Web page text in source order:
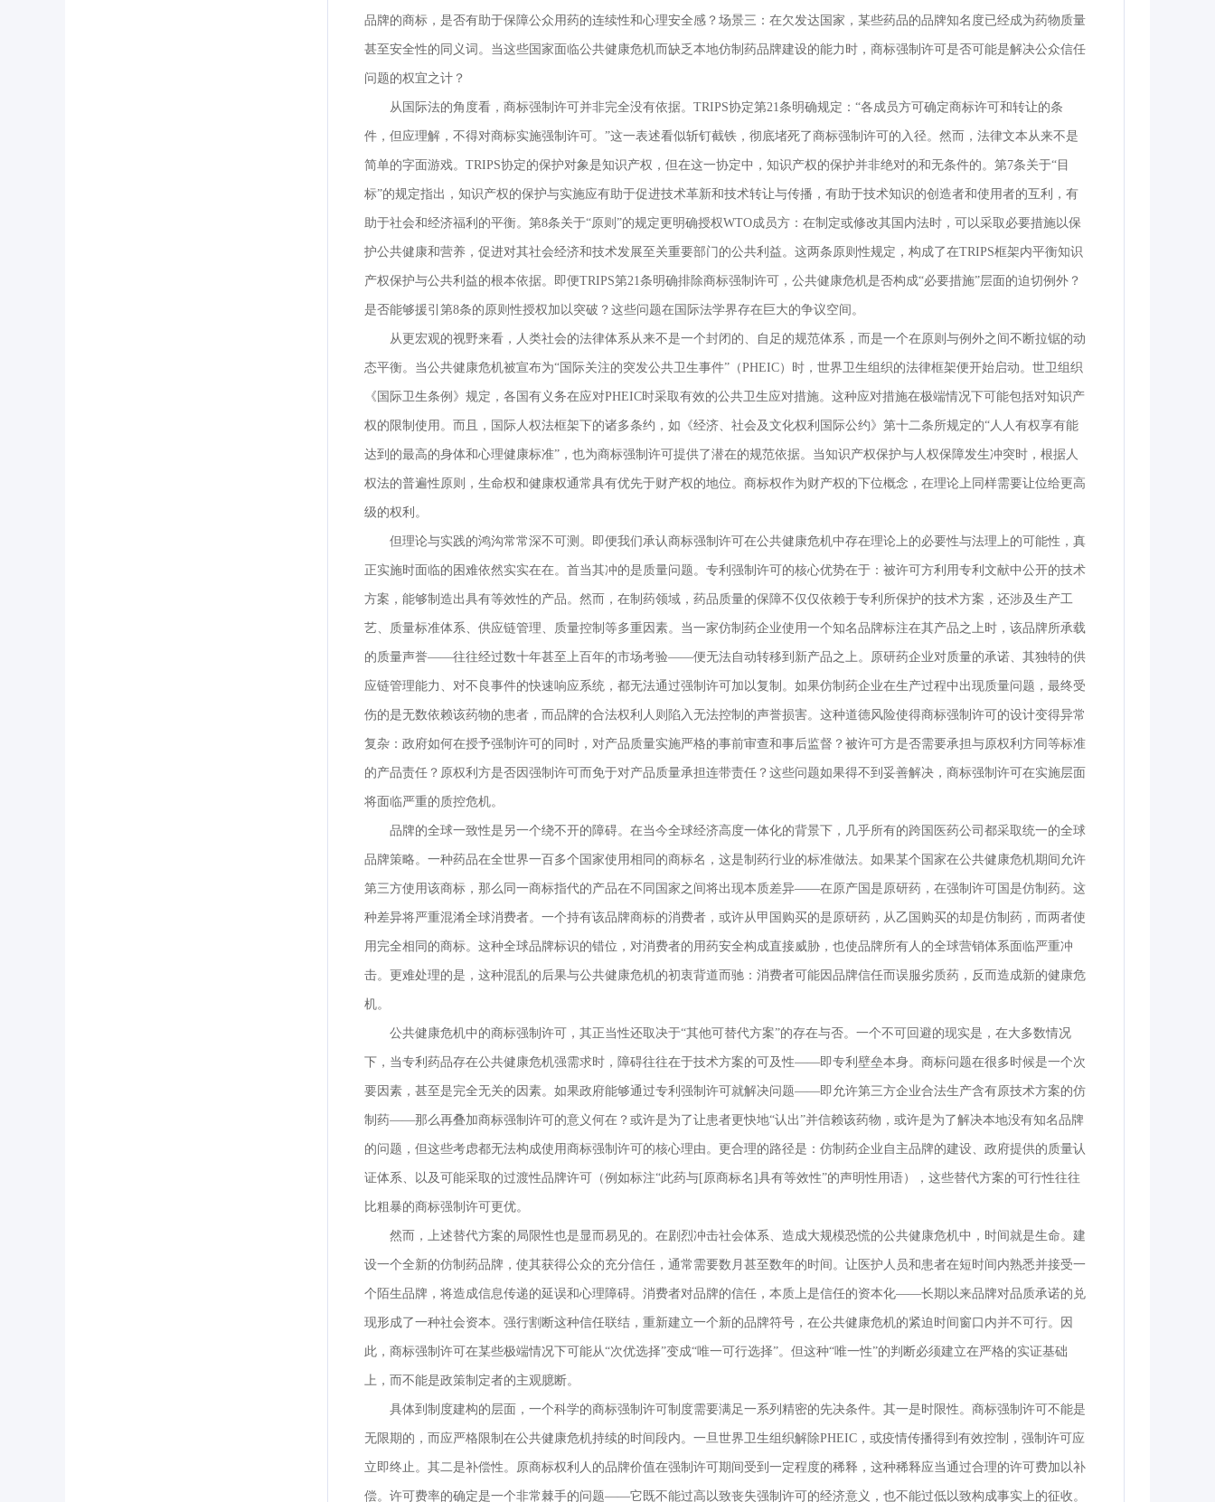
品牌的商标，是否有助于保障公众用药的连续性和心理安全感？场景三：在欠发达国家，某些药品的品牌知名度已经成为药物质量
甚至安全性的同义词。当这些国家面临公共健康危机而缺乏本地仿制药品牌建设的能力时，商标强制许可是否可能是解决公众信任
问题的权宜之计？
从国际法的角度看，商标强制许可并非完全没有依据。TRIPS协定第21条明确规定：“各成员方可确定商标许可和转让的条
件，但应理解，不得对商标实施强制许可。”这一表述看似斩钉截铁，彻底堵死了商标强制许可的入径。然而，法律文本从来不是
简单的字面游戏。TRIPS协定的保护对象是知识产权，但在这一协定中，知识产权的保护并非绝对的和无条件的。第7条关于“目
标”的规定指出，知识产权的保护与实施应有助于促进技术革新和技术转让与传播，有助于技术知识的创造者和使用者的互利，有
助于社会和经济福利的平衡。第8条关于“原则”的规定更明确授权WTO成员方：在制定或修改其国内法时，可以采取必要措施以保
护公共健康和营养，促进对其社会经济和技术发展至关重要部门的公共利益。这两条原则性规定，构成了在TRIPS框架内平衡知识
产权保护与公共利益的根本依据。即便TRIPS第21条明确排除商标强制许可，公共健康危机是否构成“必要措施”层面的迫切例外？
是否能够援引第8条的原则性授权加以突破？这些问题在国际法学界存在巨大的争议空间。
从更宏观的视野来看，人类社会的法律体系从来不是一个封闭的、自足的规范体系，而是一个在原则与例外之间不断拉锯的动
态平衡。当公共健康危机被宣布为“国际关注的突发公共卫生事件”（PHEIC）时，世界卫生组织的法律框架便开始启动。世卫组织
《国际卫生条例》规定，各国有义务在应对PHEIC时采取有效的公共卫生应对措施。这种应对措施在极端情况下可能包括对知识产
权的限制使用。而且，国际人权法框架下的诸多条约，如《经济、社会及文化权利国际公约》第十二条所规定的“人人有权享有能
达到的最高的身体和心理健康标准”，也为商标强制许可提供了潜在的规范依据。当知识产权保护与人权保障发生冲突时，根据人
权法的普遍性原则，生命权和健康权通常具有优先于财产权的地位。商标权作为财产权的下位概念，在理论上同样需要让位给更高
级的权利。
但理论与实践的鸿沟常常深不可测。即便我们承认商标强制许可在公共健康危机中存在理论上的必要性与法理上的可能性，真
正实施时面临的困难依然实实在在。首当其冲的是质量问题。专利强制许可的核心优势在于：被许可方利用专利文献中公开的技术
方案，能够制造出具有等效性的产品。然而，在制药领域，药品质量的保障不仅仅依赖于专利所保护的技术方案，还涉及生产工
艺、质量标准体系、供应链管理、质量控制等多重因素。当一家仿制药企业使用一个知名品牌标注在其产品之上时，该品牌所承载
的质量声誉——往往经过数十年甚至上百年的市场考验——便无法自动转移到新产品之上。原研药企业对质量的承诺、其独特的供
应链管理能力、对不良事件的快速响应系统，都无法通过强制许可加以复制。如果仿制药企业在生产过程中出现质量问题，最终受
伤的是无数依赖该药物的患者，而品牌的合法权利人则陷入无法控制的声誉损害。这种道德风险使得商标强制许可的设计变得异常
复杂：政府如何在授予强制许可的同时，对产品质量实施严格的事前审查和事后监督？被许可方是否需要承担与原权利方同等标准
的产品责任？原权利方是否因强制许可而免于对产品质量承担连带责任？这些问题如果得不到妥善解决，商标强制许可在实施层面
将面临严重的质控危机。
品牌的全球一致性是另一个绕不开的障碍。在当今全球经济高度一体化的背景下，几乎所有的跨国医药公司都采取统一的全球
品牌策略。一种药品在全世界一百多个国家使用相同的商标名，这是制药行业的标准做法。如果某个国家在公共健康危机期间允许
第三方使用该商标，那么同一商标指代的产品在不同国家之间将出现本质差异——在原产国是原研药，在强制许可国是仿制药。这
种差异将严重混淆全球消费者。一个持有该品牌商标的消费者，或许从甲国购买的是原研药，从乙国购买的却是仿制药，而两者使
用完全相同的商标。这种全球品牌标识的错位，对消费者的用药安全构成直接威胁，也使品牌所有人的全球营销体系面临严重冲
击。更难处理的是，这种混乱的后果与公共健康危机的初衷背道而驰：消费者可能因品牌信任而误服劣质药，反而造成新的健康危
机。
公共健康危机中的商标强制许可，其正当性还取决于“其他可替代方案”的存在与否。一个不可回避的现实是，在大多数情况
下，当专利药品存在公共健康危机强需求时，障碍往往在于技术方案的可及性——即专利壁垒本身。商标问题在很多时候是一个次
要因素，甚至是完全无关的因素。如果政府能够通过专利强制许可就解决问题——即允许第三方企业合法生产含有原技术方案的仿
制药——那么再叠加商标强制许可的意义何在？或许是为了让患者更快地“认出”并信赖该药物，或许是为了解决本地没有知名品牌
的问题，但这些考虑都无法构成使用商标强制许可的核心理由。更合理的路径是：仿制药企业自主品牌的建设、政府提供的质量认
证体系、以及可能采取的过渡性品牌许可（例如标注“此药与[原商标名]具有等效性”的声明性用语），这些替代方案的可行性往往
比粗暴的商标强制许可更优。
然而，上述替代方案的局限性也是显而易见的。在剧烈冲击社会体系、造成大规模恐慌的公共健康危机中，时间就是生命。建
设一个全新的仿制药品牌，使其获得公众的充分信任，通常需要数月甚至数年的时间。让医护人员和患者在短时间内熟悉并接受一
个陌生品牌，将造成信息传递的延误和心理障碍。消费者对品牌的信任，本质上是信任的资本化——长期以来品牌对品质承诺的兑
现形成了一种社会资本。强行割断这种信任联结，重新建立一个新的品牌符号，在公共健康危机的紧迫时间窗口内并不可行。因
此，商标强制许可在某些极端情况下可能从“次优选择”变成“唯一可行选择”。但这种“唯一性”的判断必须建立在严格的实证基础
上，而不能是政策制定者的主观臆断。
具体到制度建构的层面，一个科学的商标强制许可制度需要满足一系列精密的先决条件。其一是时限性。商标强制许可不能是
无限期的，而应严格限制在公共健康危机持续的时间段内。一旦世界卫生组织解除PHEIC，或疫情传播得到有效控制，强制许可应
立即终止。其二是补偿性。原商标权利人的品牌价值在强制许可期间受到一定程度的稀释，这种稀释应当通过合理的许可费加以补
偿。许可费率的确定是一个非常棘手的问题——它既不能过高以致丧失强制许可的经济意义，也不能过低以致构成事实上的征收。